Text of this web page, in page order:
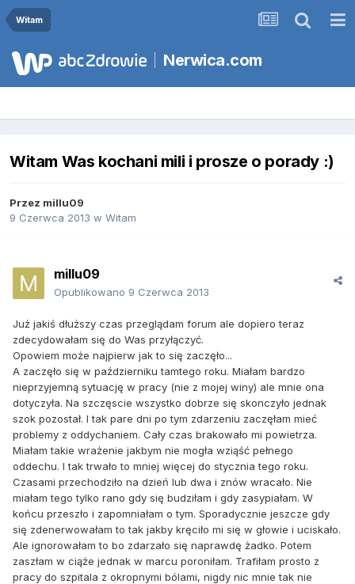
Witam
Nerwica.com
Witam Was kochani mili i prosze o porady :)
Przez millu09
9 Czerwca 2013 w Witam
millu09
Opublikowano 9 Czerwca 2013
Już jakiś dłuższy czas przeglądam forum ale dopiero teraz
zdecydowałam się do Was przyłączyć.
Opowiem może najpierw jak to się zaczęło...
A zaczęło się w październiku tamtego roku. Miałam bardzo
nieprzyjemną sytuację w pracy (nie z mojej winy) ale mnie ona
dotyczyła. Na szczęscie wszystko dobrze się skonczyło jednak
szok pozostał. I tak pare dni po tym zdarzeniu zaczęłam mieć
problemy z oddychaniem. Cały czas brakowało mi powietrza.
Miałam takie wrażenie jakbym nie mogła wziąść pełnego
oddechu. I tak trwało to mniej więcej do stycznia tego roku.
Czasami przechodziło na dzień lub dwa i znów wracało. Nie
miałam tego tylko rano gdy się budziłam i gdy zasypiałam. W
końcu przeszło i zapomniałam o tym. Sporadycznie jeszcze gdy
się zdenerwowałam to tak jakby kręciło mi się w głowie i uciskało.
Ale ignorowałam to bo zdarzało się naprawdę żadko. Potem
zaszłam w ciąże jednak w marcu poroniłam. Trafiłam prosto z
pracy do szpitala z okropnymi bólami, nigdy nic mnie tak nie